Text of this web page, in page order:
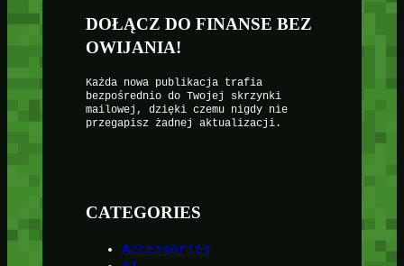
DOŁĄCZ DO FINANSE BEZ
OWIJANIA!
Każda nowa publikacja trafia
bezpośrednio do Twojej skrzynki
mailowej, dzięki czemu nigdy nie
przegapisz żadnej aktualizacji.
CATEGORIES
Accessories